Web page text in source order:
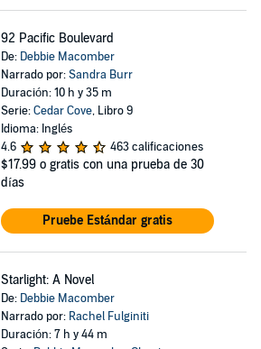
92 Pacific Boulevard
De: Debbie Macomber
Narrado por:Sandra Burr
Duración: 10 h y 35 m
Serie:Cedar Cove, Libro 9
Idioma: Inglés
4.6
463 calificaciones
$17.99 o gratis con una prueba de 30
días
Pruebe Estándar gratis
Starlight: A Novel
De: Debbie Macomber
Narrado por: Rachel Fulginiti
Duración: 7 h y 44 m